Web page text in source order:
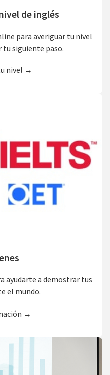
de inglés
para averiguar tu nivel
tu siguiente paso.
nivel →
ayudarte a demostrar tus
el mundo.
→